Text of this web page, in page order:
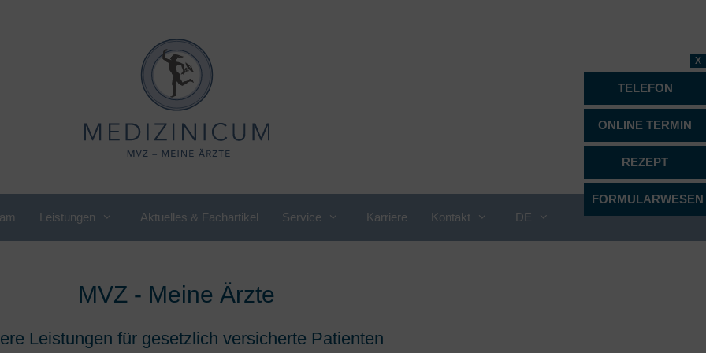
Leistungen
Kardiologie
Jugendrheumatologie
Aktuelles & Fachartikel Service Karriere Kontakt DE
MVZ - Meine Ärzte
Leistungen für gesetzlich versicherte Patienten
X
TELEFON
ONLINE TERMIN
REZEPT
FORMULARWESEN